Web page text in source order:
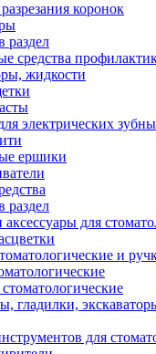
коронок
раздел
средства
жидкости
электрических
ершики
раздел
для
и
гладилки,
для